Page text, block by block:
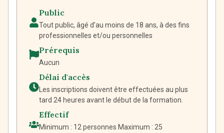
Public
Tout public, âgé d’au moins de 18 ans, à des fins
professionnelles et/ou personnelles
Prérequis
Aucun
Délai d'accès
Les inscriptions doivent être effectuées au plus
tard 24 heures avant le début de la formation.
Effectif
Minimum : 12 personnes Maximum : 25